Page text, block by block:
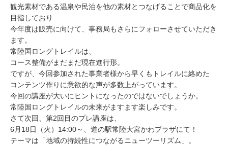
観光素材である温泉や民泊を他の素材とつなげることで商品化を
目指しており
今年度は販売に向けて、事務局もさらにフォローさせていただき
ます。
常陸国ロングトレイルは、
コース整備がまだまだ現在進行形。
ですが、今回参加された事業者様から早くもトレイルに絡めた
コンテンツ作りに意欲的な声が多数上がっています。
今回の講座が大いにヒントになったのではないでしょうか。
常陸国ロングトレイルの未来がますます楽しみです。
さて次回、第2回目のプレ講座は、
6月18日（火）14:00～、道の駅常陸大宮かわプラザにて！
テーマは「地域の持続性につながるニューツーリズム」。